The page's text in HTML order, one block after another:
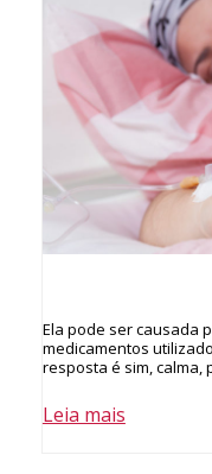
Ela pode ser causada
medicamentos
resposta é sim, calma,
Leia mais